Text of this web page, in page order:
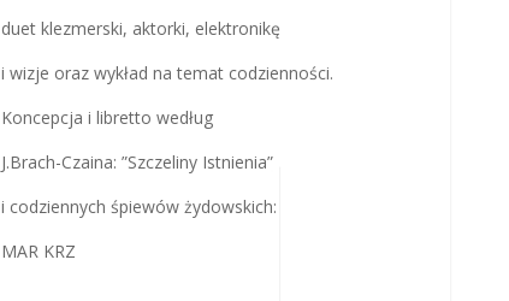
duet klezmerski, aktorki, elektronikę
i wizje oraz wykład na temat codzienności.
Koncepcja i libretto według
J.Brach-Czaina: ”Szczeliny Istnienia”
i codziennych śpiewów żydowskich:
MAR KRZ